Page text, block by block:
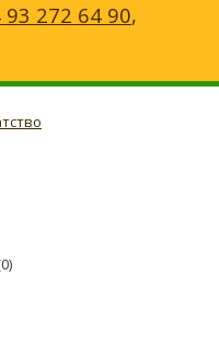
93 272 64 90,
0)